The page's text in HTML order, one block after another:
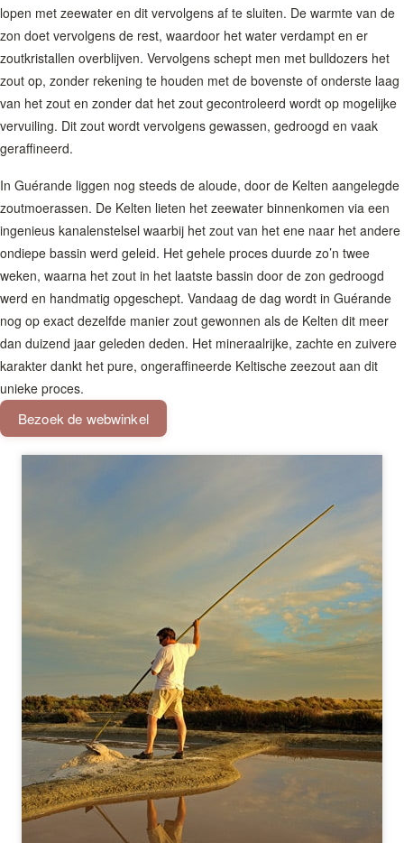
lopen met zeewater en dit vervolgens af te sluiten. De warmte van de
zon doet vervolgens de rest, waardoor het water verdampt en er
zoutkristallen overblijven. Vervolgens schept men met bulldozers het
zout op, zonder rekening te houden met de bovenste of onderste laag
van het zout en zonder dat het zout gecontroleerd wordt op mogelijke
vervuiling. Dit zout wordt vervolgens gewassen, gedroogd en vaak
geraffineerd.
In Guérande liggen nog steeds de aloude, door de Kelten aangelegde
zoutmoerassen. De Kelten lieten het zeewater binnenkomen via een
ingenieus kanalenstelsel waarbij het zout van het ene naar het andere
ondiepe bassin werd geleid. Het gehele proces duurde zo’n twee
weken, waarna het zout in het laatste bassin door de zon gedroogd
werd en handmatig opgeschept. Vandaag de dag wordt in Guérande
nog op exact dezelfde manier zout gewonnen als de Kelten dit meer
dan duizend jaar geleden deden. Het mineraalrijke, zachte en zuivere
karakter dankt het pure, ongeraffineerde Keltische zeezout aan dit
unieke proces.
Bezoek de webwinkel